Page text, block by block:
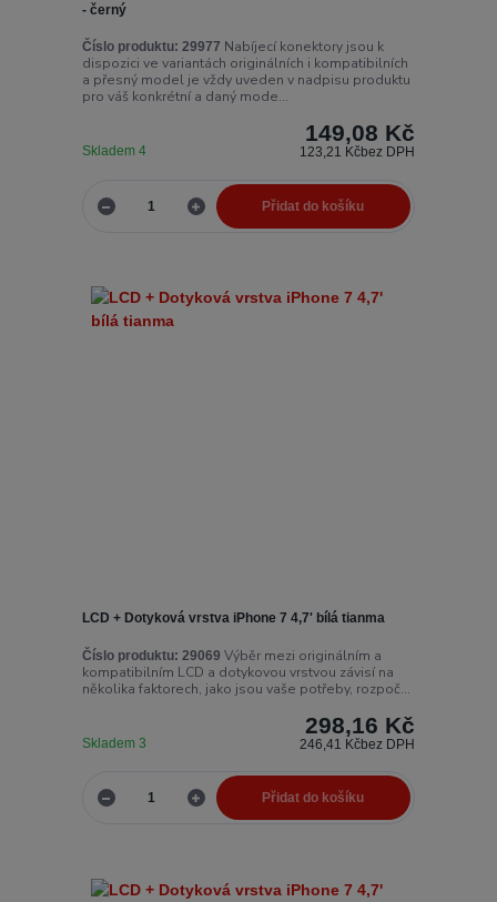
- černý
Číslo produktu: 29977 Nabíjecí konektory jsou k
dispozici ve variantách originálních i kompatibilních
a přesný model je vždy uveden v nadpisu produktu
pro váš konkrétní a daný mode...
149,08 Kč
123,21 Kčbez DPH
Skladem 4
Přidat do košíku
LCD + Dotyková vrstva iPhone 7 4,7' bílá tianma
Číslo produktu: 29069 Výběr mezi originálním a
kompatibilním LCD a dotykovou vrstvou závisí na
několika faktorech, jako jsou vaše potřeby, rozpoč...
298,16 Kč
246,41 Kčbez DPH
Skladem 3
Přidat do košíku